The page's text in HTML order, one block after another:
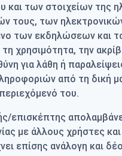
και των στοιχείων της
τους, των
των εκδηλώσεων και
χρησιμότητα, την
για λάθη ή
από τη δική
του.
επισκέπτης
άλλους χρήστες και
επίσης ανάλογη και